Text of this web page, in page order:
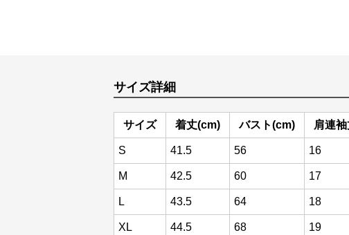
サイズ詳細
サイズ 着丈(cm) バスト(cm) 肩連
S 41.5 56 16
M 42.5 60 17
L 43.5 64 18
XL 44.5 68 19